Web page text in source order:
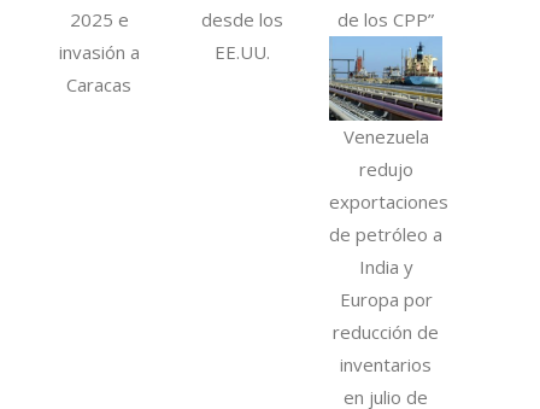
2025 e
invasión a
Caracas
desde los
EE.UU.
de los CPP”
Venezuela
redujo
exportaciones
de petróleo a
India y
Europa por
reducción de
inventarios
en julio de